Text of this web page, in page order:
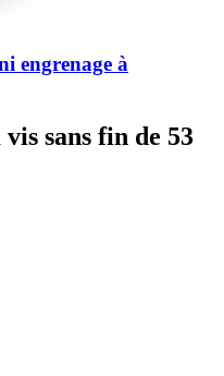
engrenage à
sans fin de 53